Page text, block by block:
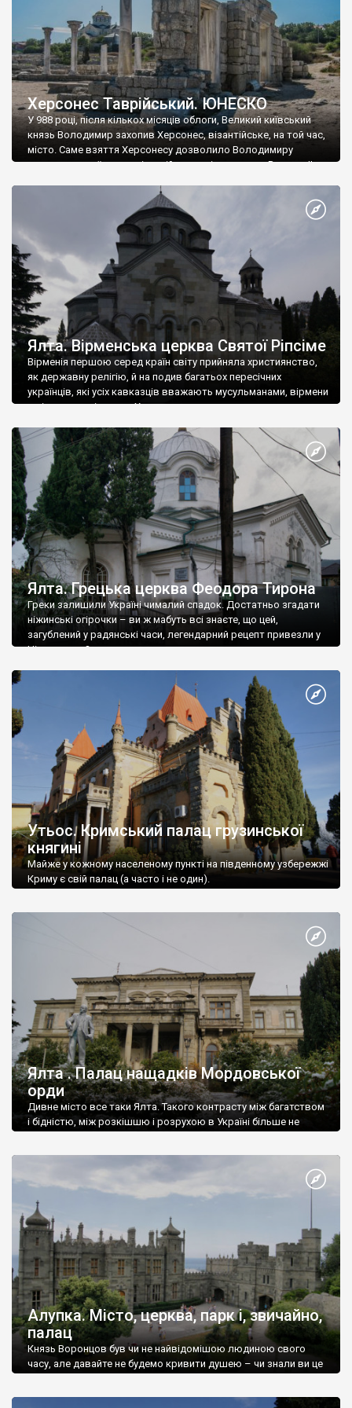
Херсонес Таврійський. ЮНЕСКО
У 988 році, після кількох місяців облоги, Великий київський
князь Володимир захопив Херсонес, візантійське, на той час,
місто. Саме взяття Херсонесу дозволило Володимиру
диктувати свої умови візантійському імператору Василю ІІ, та
Херсонесі Володимир-язичник, став Василем-християнином.
А потім було Хрещення Русі. На честь Херсонесу Таврійського
Ялта. Вірменська церква Святої Ріпсіме
Вірменія першою серед країн світу прийняла християнство,
як державну релігію, й на подив багатьох пересічних
українців, які усіх кавказців вважають мусульманами, вірмени
є відданими вірянами Христа
Ялта. Грецька церква Феодора Тирона
Греки залишили Україні чималий спадок. Достатньо згадати
ніжинські огірочки – ви ж мабуть всі знаєте, що цей,
загублений у радянські часи, легендарний рецепт привезли у
Ніжин греки?
Утьос. Кримський палац грузинської
княгині
Майже у кожному населеному пункті на південному узбережжі
Криму є свій палац (а часто і не один).
Ялта . Палац нащадків Мордовської
орди
Дивне місто все таки Ялта. Такого контрасту між багатством
і бідністю, між розкішшю і розрухою в Україні більше не
Алупка. Місто, церква, парк і, звичайно,
палац
Князь Воронцов був чи не найвідомішою людиною свого
часу, але давайте не будемо кривити душею – чи знали ви це